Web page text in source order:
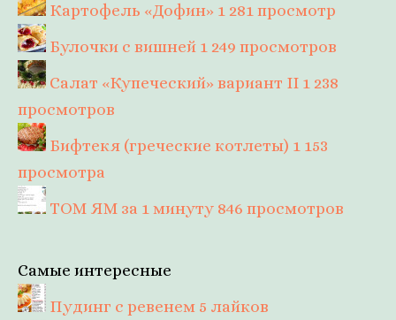
Картофель «Дофин» 1 281 просмотр
Булочки с вишней 1 249 просмотров
Салат «Купеческий» вариант II 1 238
просмотров
Бифтекя (греческие котлеты) 1 153
просмотра
ТОМ ЯМ за 1 минуту 846 просмотров
Самые интересные
Пудинг с ревенем 5 лайков